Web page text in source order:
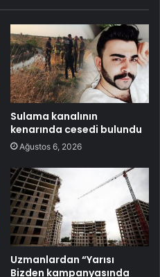
Sulama kanalının
kenarında cesedi bulundu
Ağustos 6, 2026
Uzmanlardan “Yarısı
Bizden kampanyasında